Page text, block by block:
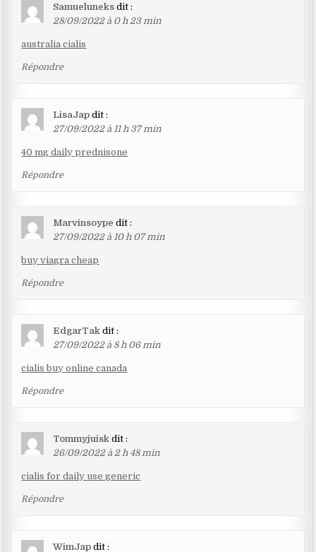
Samueluneks dit :
28/09/2022 à 0 h 23 min
australia cialis
Répondre
LisaJap dit :
27/09/2022 à 11 h 37 min
40 mg daily prednisone
Répondre
Marvinsoype dit :
27/09/2022 à 10 h 07 min
buy viagra cheap
Répondre
EdgarTak dit :
27/09/2022 à 8 h 06 min
cialis buy online canada
Répondre
Tommyjuisk dit :
26/09/2022 à 2 h 48 min
cialis for daily use generic
Répondre
WimJap dit :